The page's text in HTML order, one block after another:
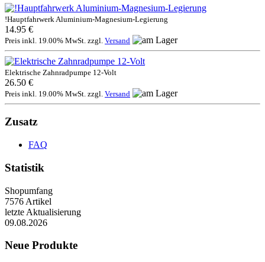
!Hauptfahrwerk Aluminium-Magnesium-Legierung
14.95 €
Preis inkl. 19.00% MwSt. zzgl. Versand
Elektrische Zahnradpumpe 12-Volt
26.50 €
Preis inkl. 19.00% MwSt. zzgl. Versand
Zusatz
FAQ
Statistik
Shopumfang
7576 Artikel
letzte Aktualisierung
09.08.2026
Neue Produkte